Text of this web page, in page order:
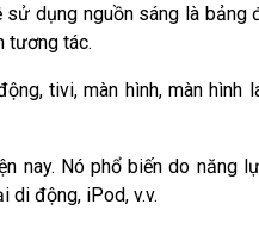
dụng nguồn sáng là bảng
tương tác.
tivi, màn hình, màn hình
nay. Nó phổ biến do năng
di động, iPod, v.v.